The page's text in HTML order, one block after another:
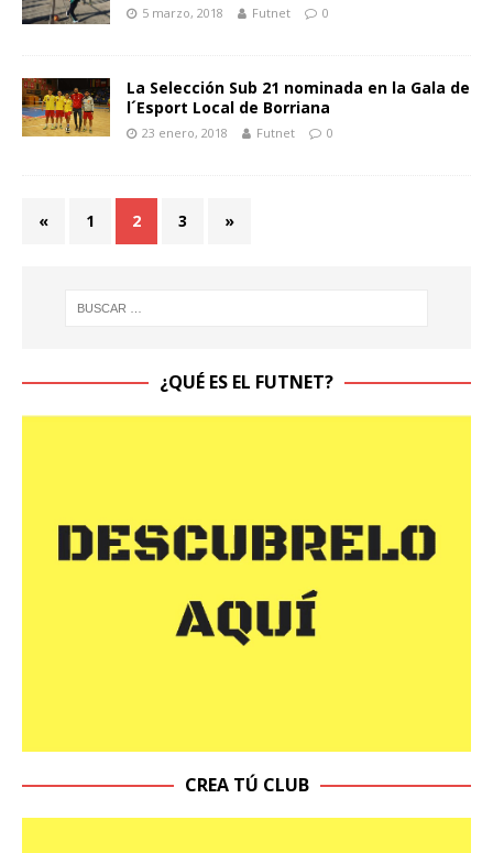
5 marzo, 2018 Futnet 0
La Selección Sub 21 nominada en la Gala de
l´Esport Local de Borriana
23 enero, 2018 Futnet 0
« 1 2 3 »
¿QUÉ ES EL FUTNET?
CREA TÚ CLUB